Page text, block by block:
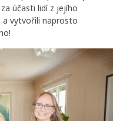
účasti lidí z jejího
a vytvořili naprosto